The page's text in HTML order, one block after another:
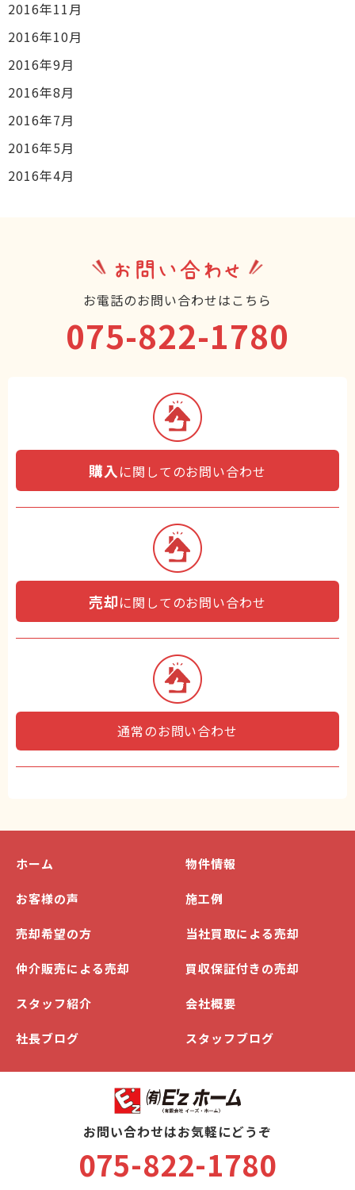
2016年11月
2016年10月
2016年9月
2016年8月
2016年7月
2016年5月
2016年4月
お問い合わせ
お電話のお問い合わせはこちら
075-822-1780
購入 に関してのお問い合わせ
売却に関してのお問い合わせ
通常のお問い合わせ
ホーム 物件情報
お客様の声 施工例
売却希望の方 当社買取による売却
仲介販売による売却 買収保証付きの売却
スタッフ紹介 会社概要
社長ブログ スタッフブログ
お問い合わせはお気軽にどうぞ
075-822-1780